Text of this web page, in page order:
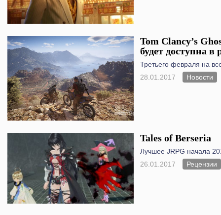
Tom Clancy’s
будет доступна
Третьего февраля на
28.01.2017
Новости
Tales of Berseria
Лучшее JRPG начала
26.01.2017
Рецензии